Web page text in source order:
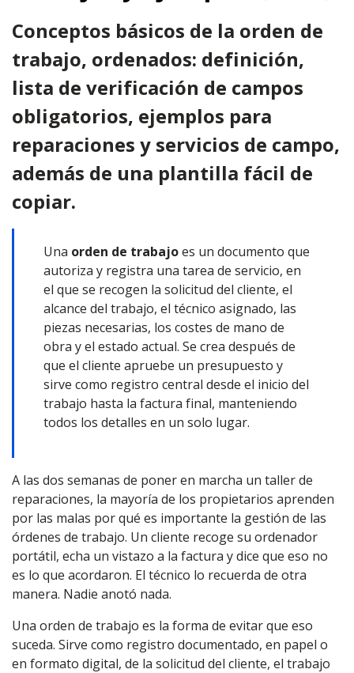
Conceptos básicos de la orden de
trabajo, ordenados: definición,
lista de verificación de campos
obligatorios, ejemplos para
reparaciones y servicios de campo,
además de una plantilla fácil de
copiar.
Una orden de trabajoes un documento que
autoriza y registra una tarea de servicio, en
el que se recogen la solicitud del cliente, el
alcance del trabajo, el técnico asignado, las
piezas necesarias, los costes de mano de
obra y el estado actual. Se crea después de
que el cliente apruebe un presupuesto y
sirve como registro central desde el inicio del
trabajo hasta la factura final, manteniendo
todos los detalles en un solo lugar.
A las dos semanas de poner en marcha un taller de
reparaciones, la mayoría de los propietarios aprenden
por las malas por qué es importante la gestión de las
órdenes de trabajo. Un cliente recoge su ordenador
portátil, echa un vistazo a la factura y dice que eso no
es lo que acordaron. El técnico lo recuerda de otra
manera. Nadie anotó nada.
Una orden de trabajo es la forma de evitar que eso
suceda. Sirve como registro documentado, en papel o
en formato digital, de la solicitud del cliente, el trabajo